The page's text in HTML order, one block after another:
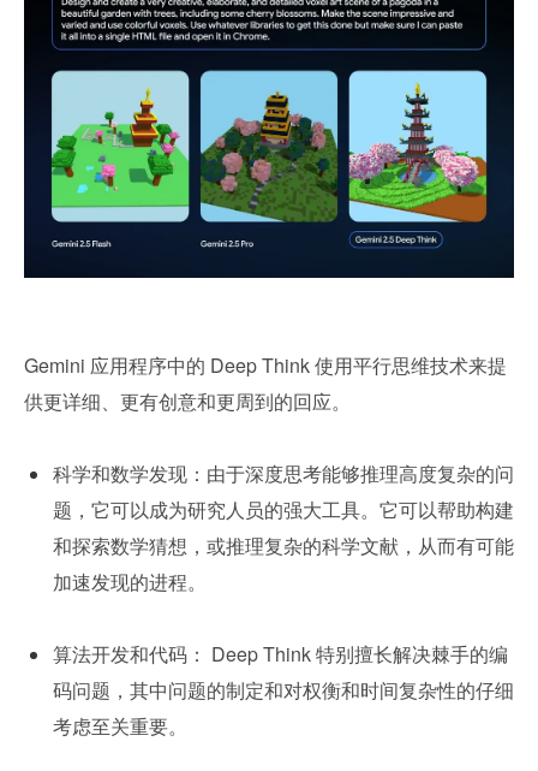
Gemini 应用程序中的 Deep Think 使用平行思维技术来提
供更详细、更有创意和更周到的回应。
科学和数学发现：由于深度思考能够推理高度复杂的问
题，它可以成为研究人员的强大工具。它可以帮助构建
和探索数学猜想，或推理复杂的科学文献，从而有可能
加速发现的进程。
算法开发和代码： Deep Think 特别擅长解决棘手的编
码问题，其中问题的制定和对权衡和时间复杂性的仔细
考虑至关重要。